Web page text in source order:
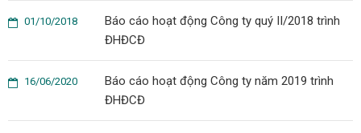
Báo cáo hoạt động Công ty quý II/2018 trình
ĐHĐCĐ
01/10/2018
Báo cáo hoạt động Công ty năm 2019 trình
ĐHĐCĐ
16/06/2020